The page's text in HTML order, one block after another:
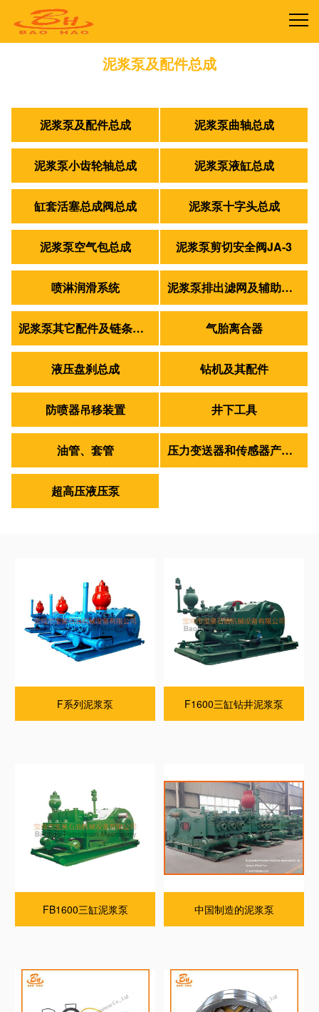
泥浆泵及配件总成
首页>产品中心>泥浆泵及配件总成
泥浆泵及配件总成 泥浆泵曲轴总成
泥浆泵小齿轮轴总成 泥浆泵液缸总成
缸套活塞总成阀总成 泥浆泵十字头总成
泥浆泵空气包总成 泥浆泵剪切安全阀JA-3
喷淋润滑系统 泥浆泵排出滤网及辅助管路
泥浆泵其它配件及链条皮带轴承 气胎离合器
液压盘刹总成 钻机及其配件
防喷器吊移装置 井下工具
油管、套管 压力变送器和传感器产品组合
超高压液压泵
F系列泥浆泵 F1600三缸钻井泥浆泵
FB1600三缸泥浆泵 中国制造的泥浆泵